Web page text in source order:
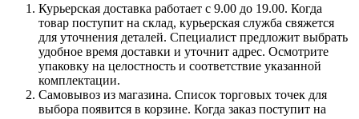
Курьерская доставка работает с 9.00 до 19.00. Когда
товар поступит на склад, курьерская служба свяжется
для уточнения деталей. Специалист предложит выбрать
удобное время доставки и уточнит адрес. Осмотрите
упаковку на целостность и соответствие указанной
комплектации.
Самовывоз из магазина. Список торговых точек для
выбора появится в корзине. Когда заказ поступит на